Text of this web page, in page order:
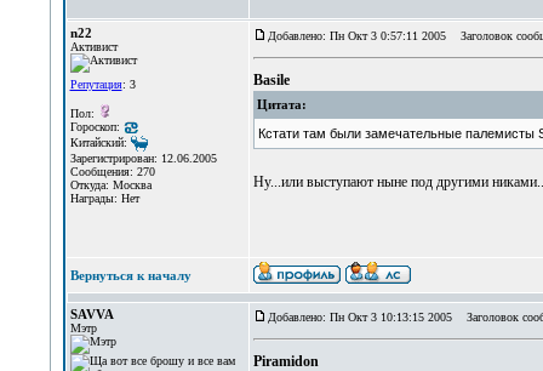
n22
Активист
Репутация: 3
Пол:
Гороскоп:
Китайский:
Зарегистрирован: 12.06.2005
Сообщения: 270
Откуда: Москва
Награды: Нет
Добавлено: Пн Окт 3 0:57:11 2005 Заголовок
Basile
Цитата:
Кстати там были замечательные палемисты
Ну...или выступают ныне под другими
Вернуться к началу
SAVVA
Мэтр
Добавлено: Пн Окт 3 10:13:15 2005 Заголовок
Piramidon